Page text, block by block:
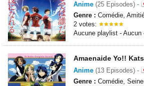
Anime (25 Episodes) -
Genre : Comédie,
2 votes:
Aucune playlist - Aucun
Amaenaide Yo!!
Anime (13 Episodes) -
Genre : Comédie,